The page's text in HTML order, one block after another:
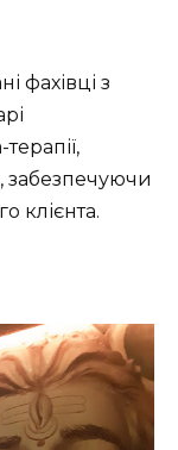
фахівці з
забезпечуючи
клієнта.